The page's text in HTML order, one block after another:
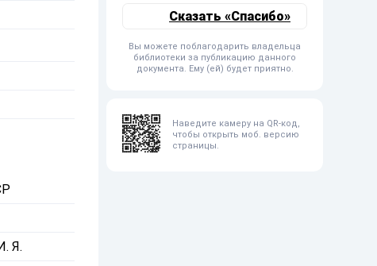
Я.
Сказать «Спасибо»
Вы можете поблагодарить владельца
библиотеки за публикацию данного
документа. Ему (ей) будет приятно.
Наведите камеру на QR-код,
чтобы открыть моб. версию
страницы.